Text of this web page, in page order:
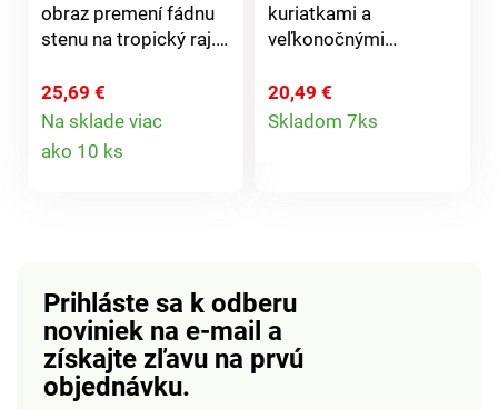
obraz premení fádnu
stenu na tropický raj.
diód vytvára večer
útulnú atmosféru.
Prevádzka na 3
Gainsborough.
25,69 €
Na sklade viac
ako 10 ks
kuriatkami a
veľkonočnými
najkrajších farbách. S
25 LED diódami a 6
1,5 V (nie sú
súčasťou). 25 LED
diód. S časovačom.
Prevádzka na batérie.
20,49 €
Skladom 7ks
Prihláste sa k odberu
noviniek na e-mail a
získajte zľavu na prvú
objednávku.